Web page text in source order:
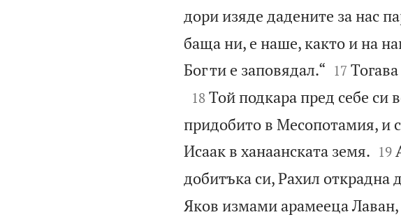
дори изяде дадените за нас
баща ни, е наше, както и на
Бог ти е заповядал.“
17

18 Той подкара пред себе си
придобито в Месопотамия, и
Исаак в ханаанската земя.
19
добитъка си, Рахил
Яков измами арамееца Лаван,